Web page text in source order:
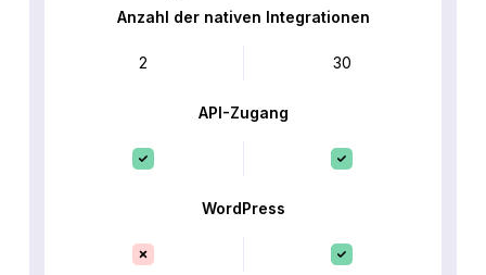
Anzahl der nativen Integrationen
2 30
API-Zugang
WordPress